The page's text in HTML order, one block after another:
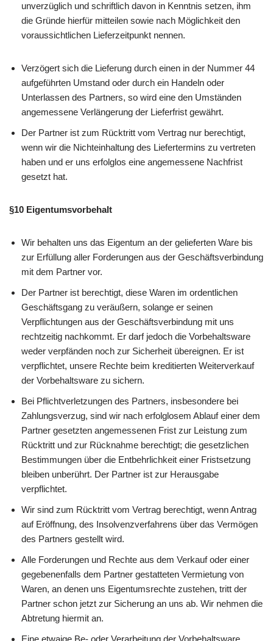
unverzüglich und schriftlich davon in Kenntnis setzen, ihm
die Gründe hierfür mitteilen sowie nach Möglichkeit den
voraussichtlichen Lieferzeitpunkt nennen.
Verzögert sich die Lieferung durch einen in der Nummer 44
aufgeführten Umstand oder durch ein Handeln oder
Unterlassen des Partners, so wird eine den Umständen
angemessene Verlängerung der Lieferfrist gewährt.
Der Partner ist zum Rücktritt vom Vertrag nur berechtigt,
wenn wir die Nichteinhaltung des Liefertermins zu vertreten
haben und er uns erfolglos eine angemessene Nachfrist
gesetzt hat.
§10 Eigentumsvorbehalt
Wir behalten uns das Eigentum an der gelieferten Ware bis
zur Erfüllung aller Forderungen aus der Geschäftsverbindung
mit dem Partner vor.
Der Partner ist berechtigt, diese Waren im ordentlichen
Geschäftsgang zu veräußern, solange er seinen
Verpflichtungen aus der Geschäftsverbindung mit uns
rechtzeitig nachkommt. Er darf jedoch die Vorbehaltsware
weder verpfänden noch zur Sicherheit übereignen. Er ist
verpflichtet, unsere Rechte beim kreditierten Weiterverkauf
der Vorbehaltsware zu sichern.
Bei Pflichtverletzungen des Partners, insbesondere bei
Zahlungsverzug, sind wir nach erfolglosem Ablauf einer dem
Partner gesetzten angemessenen Frist zur Leistung zum
Rücktritt und zur Rücknahme berechtigt; die gesetzlichen
Bestimmungen über die Entbehrlichkeit einer Fristsetzung
bleiben unberührt. Der Partner ist zur Herausgabe
verpflichtet.
Wir sind zum Rücktritt vom Vertrag berechtigt, wenn Antrag
auf Eröffnung, des Insolvenzverfahrens über das Vermögen
des Partners gestellt wird.
Alle Forderungen und Rechte aus dem Verkauf oder einer
gegebenenfalls dem Partner gestatteten Vermietung von
Waren, an denen uns Eigentumsrechte zustehen, tritt der
Partner schon jetzt zur Sicherung an uns ab. Wir nehmen die
Abtretung hiermit an.